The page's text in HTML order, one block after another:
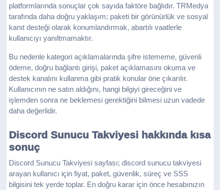
platformlarında sonuçlar çok sayıda faktöre bağlıdır. TRMedya
tarafında daha doğru yaklaşım; paketi bir görünürlük ve sosyal
kanıt desteği olarak konumlandırmak, abartılı vaatlerle
kullanıcıyı yanıltmamaktır.
Bu nedenle kategori açıklamalarında şifre istememe, güvenli
ödeme, doğru bağlantı girişi, paket açıklamasını okuma ve
destek kanalını kullanma gibi pratik konular öne çıkarılır.
Kullanıcının ne satın aldığını, hangi bilgiyi gireceğini ve
işlemden sonra ne beklemesi gerektiğini bilmesi uzun vadede
daha değerlidir.
Discord Sunucu Takviyesi hakkında kısa
sonuç
Discord Sunucu Takviyesi sayfası; discord sunucu takviyesi
arayan kullanıcı için fiyat, paket, güvenlik, süreç ve SSS
bilgisini tek yerde toplar. En doğru karar için önce hesabınızın